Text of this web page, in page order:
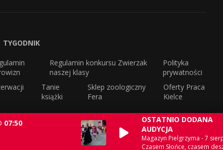
07:50
OSTATNIO DODANA
AUDYCJA
Magazyn Pielgrzyma - 7
Czasem Słońce, czasem
TYGODNIK
Regulamin konkursu Zwierzak
naszej klasy
Polityka
prywatności
Tanie
książki
Sklep zoologiczny
Fera
Oferty Praca
Kielce